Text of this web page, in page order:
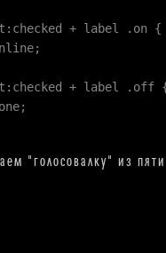
+ label .on {
+ label .off
"голосовалку" из